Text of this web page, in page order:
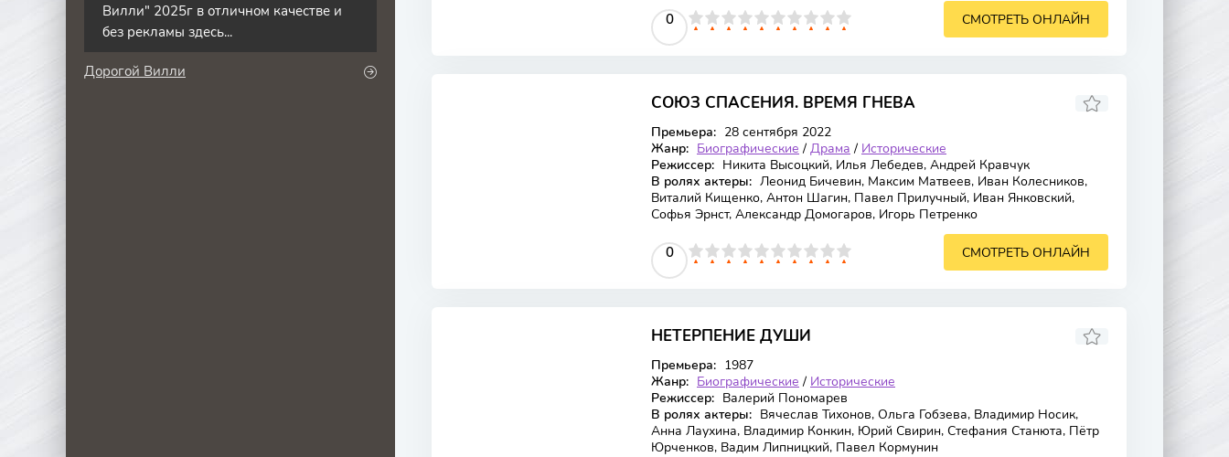
0
4 5 6 7 8 9 10 СМОТРЕТЬ ОНЛАЙН
СОЮЗ СПАСЕНИЯ. ВРЕМЯ ГНЕВА
Премьера: 28 сентября 2022
Жанр: Биографические / Драма / Исторические
Режиссер: Никита Высоцкий, Илья Лебедев, Андрей Кравчук
В ролях актеры: Леонид Бичевин, Максим Матвеев, Иван Колесников,
Виталий Кищенко, Антон Шагин, Павел Прилучный, Иван Янковский,
Софья Эрнст, Александр Домогаров, Игорь Петренко
0
4 5 6 7 8 9 10 СМОТРЕТЬ ОНЛАЙН
НЕТЕРПЕНИЕ ДУШИ
Премьера: 1987
Жанр: Биографические / Исторические
Режиссер: Валерий Пономарев
В ролях актеры: Вячеслав Тихонов, Ольга Гобзева, Владимир Носик,
Анна Лаухина, Владимир Конкин, Юрий Свирин, Стефания Станюта, Пётр
Юрченков, Вадим Липницкий, Павел Кормунин
Вилли" 2025г в отличном качестве и
без рекламы здесь...
Дорогой Вилли